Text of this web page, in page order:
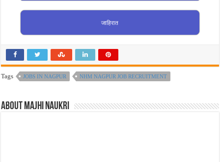
जाहिरात
Tags JOBS IN NAGPUR NHM NAGPUR JOB RECRUITMENT
About Majhi Naukri